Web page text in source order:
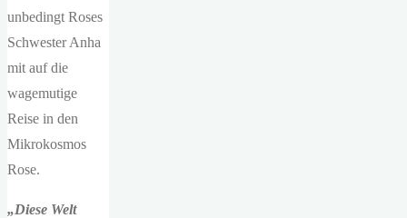
unbedingt Roses
Schwester Anha
mit auf die
wagemutige
Reise in den
Mikrokosmos
Rose.
„Diese Welt